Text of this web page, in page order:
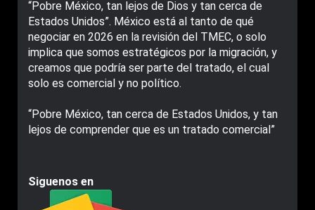
“Pobre México, tan lejos de Dios y tan cerca de
Estados Unidos”. México está al tanto de qué
negociar en 2026 en la revisión del TMEC, o solo
implica que somos estratégicos por la migración, y
creamos que podría ser parte del tratado, el cual
solo es comercial y no político.
“Pobre México, tan cerca de Estados Unidos, y tan
lejos de comprender que es un tratado comercial”
Siguenos en